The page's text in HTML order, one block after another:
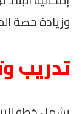
وزيادة حصة
تدريب